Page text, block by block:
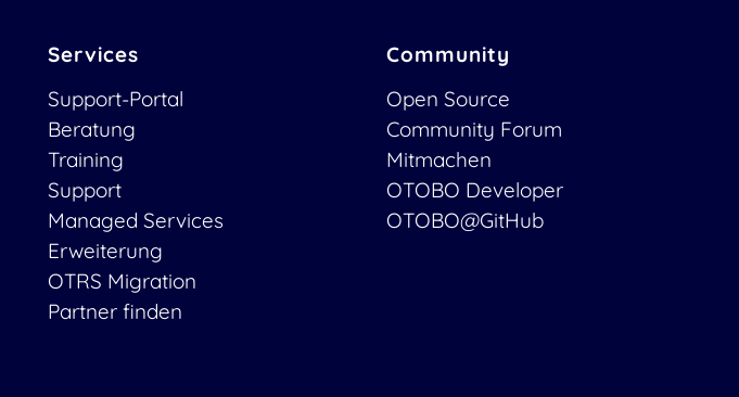
Services
Support-Portal
Beratung
Training
Support
Managed Services
Erweiterung
OTRS Migration
Partner finden
Community
Open Source
Community Forum
Mitmachen
OTOBO Developer
OTOBO@GitHub